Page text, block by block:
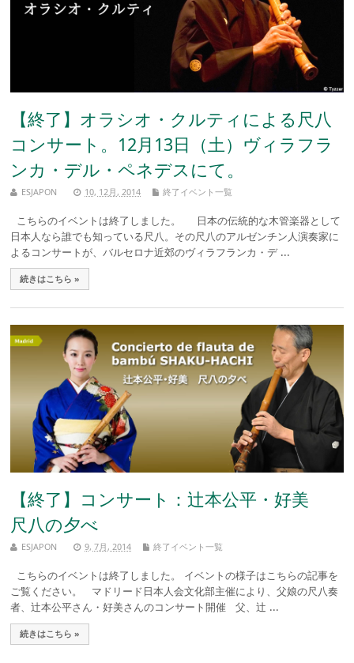
【終了】オラシオ・クルティによる尺八
コンサート。12月13日（土）ヴィラフラ
ンカ・デル・ペネデスにて。
ESJAPON 10, 12月, 2014 終了イベント一覧
こちらのイベントは終了しました。 日本の伝統的な木管楽器として
日本人なら誰でも知っている尺八。その尺八のアルゼンチン人演奏家に
よるコンサートが、バルセロナ近郊のヴィラフランカ・デ ...
続きはこちら »
【終了】コンサート：辻本公平・好美
尺八の夕べ
ESJAPON 9, 7月, 2014 終了イベント一覧
こちらのイベントは終了しました。 イベントの様子はこちらの記事を
ご覧ください。 マドリード日本人会文化部主催により、父娘の尺八奏
者、辻本公平さん・好美さんのコンサート開催 父、辻 ...
続きはこちら »